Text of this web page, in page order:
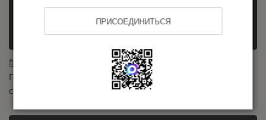
Переходный период по ПП РФ 2425 завершается 1
сентября 2026 года
ПРИСОЕДИНИТЬСЯ